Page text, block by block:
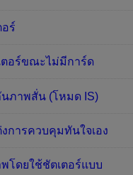
ร์
ตอร์ขณะไม่มีการ์ด
นภาพสั่น (โหมด IS)
การควบคุมทันใจเอง
โดยใช้ชัตเตอร์แบบ